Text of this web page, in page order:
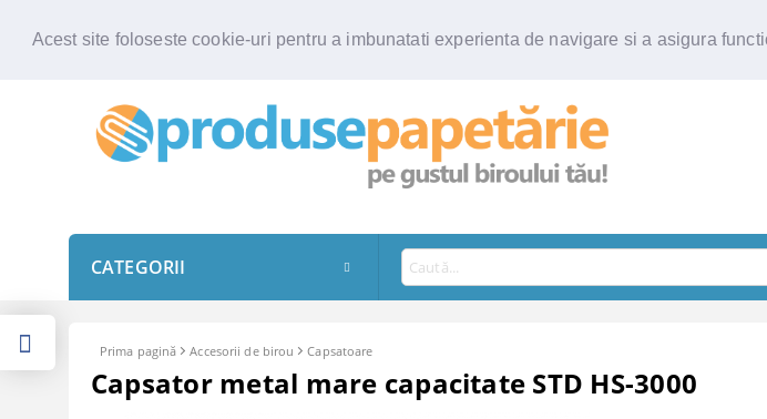
Acest site foloseste cookie-uri pentru a imbunatati experienta de navigare si a asigura
CATEGORII
Prima pagină Accesorii de birou Capsatoare
Capsator metal mare capacitate STD HS-3000